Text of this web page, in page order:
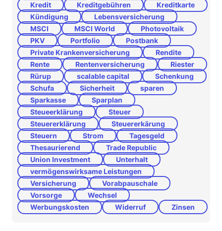
Kredit
Kreditgebühren
Kreditkarte
Kündigung
Lebensversicherung
MSCI
MSCI World
Photovoltaik
PKV
Portfolio
Postbank
Private Krankenversicherung
Rendite
Rente
Rentenversicherung
Riester
Rürup
scalable capital
Schenkung
Schufa
Sicherheit
sparen
Sparkasse
Sparplan
Steueerklärung
Steuer
Steuererklärung
Steuererkärung
Steuern
Strom
Tagesgeld
Thesaurierend
Trade Republic
Union Investment
Unterhalt
vermögenswirksame Leistungen
Versicherung
Vorabpauschale
Vorsorge
Wechsel
Werbungskosten
Widerruf Zinsen